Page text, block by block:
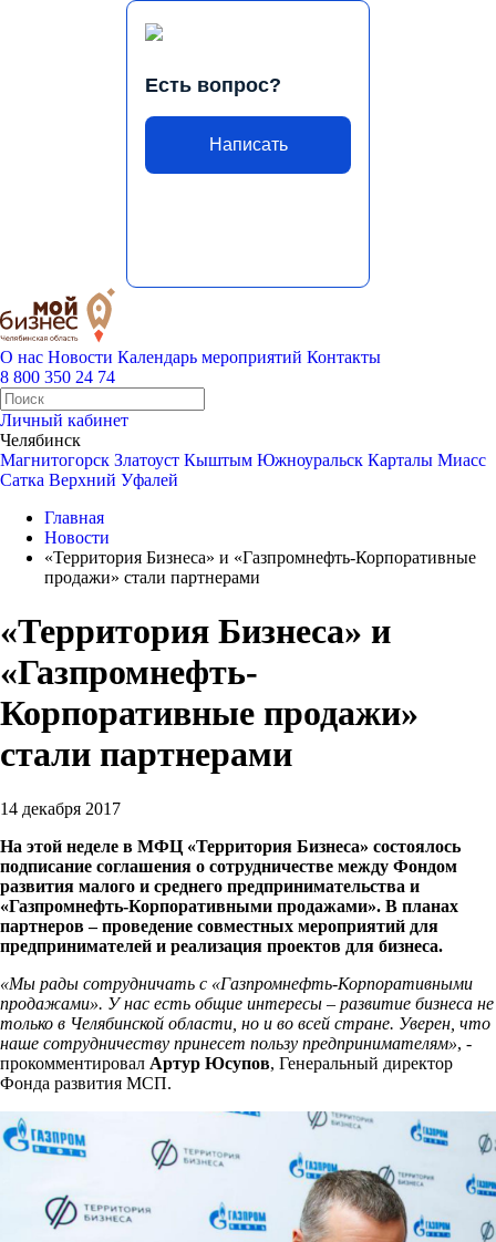
Есть вопрос?
Написать
О нас Новости Календарь мероприятий Контакты
8 800 350 24 74
Личный кабинет
Челябинск
Магнитогорск Златоуст Кыштым Южноуральск Карталы Миасс
Сатка Верхний Уфалей
Главная
Новости
«Территория Бизнеса» и «Газпромнефть-Корпоративные
продажи» стали партнерами
«Территория Бизнеса» и
«Газпромнефть-
Корпоративные продажи»
стали партнерами
14 декабря 2017
На этой неделе в МФЦ «Территория Бизнеса» состоялось
подписание соглашения о сотрудничестве между Фондом
развития малого и среднего предпринимательства и
«Газпромнефть-Корпоративными продажами». В планах
партнеров – проведение совместных мероприятий для
предпринимателей и реализация проектов для бизнеса.
«Мы рады сотрудничать с «Газпромнефть-Корпоративными
продажами». У нас есть общие интересы – развитие бизнеса не
только в Челябинской области, но и во всей стране. Уверен, что
наше сотрудничеству принесет пользу предпринимателям», -
прокомментировал Артур Юсупов, Генеральный директор
Фонда развития МСП.